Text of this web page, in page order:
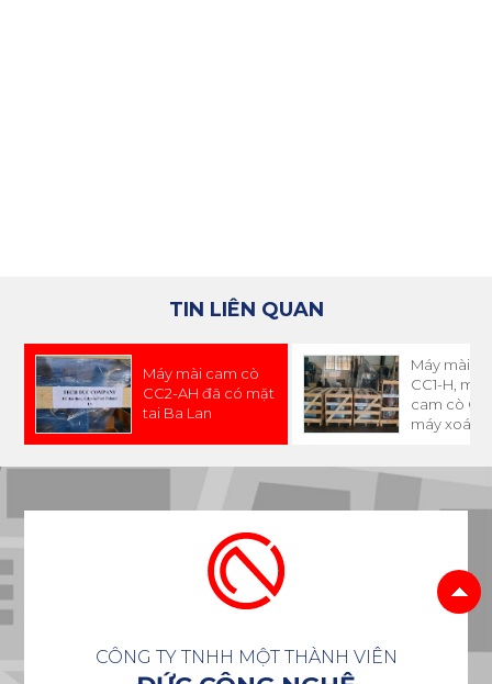
TIN LIÊN QUAN
Máy mài cam cò
CC2-AH đã có mặt
tai Ba Lan
Máy mài
CC1-H,
cam cò
máy xoáy
tai
CÔNG TY TNHH MỘT THÀNH VIÊN